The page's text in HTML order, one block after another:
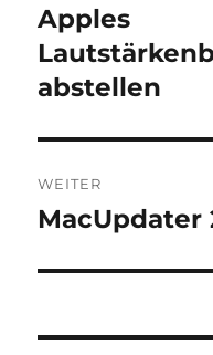
Vorheriger
Beitrag:
Apples
abstellen
WEITER
Nächster
MacUpdater